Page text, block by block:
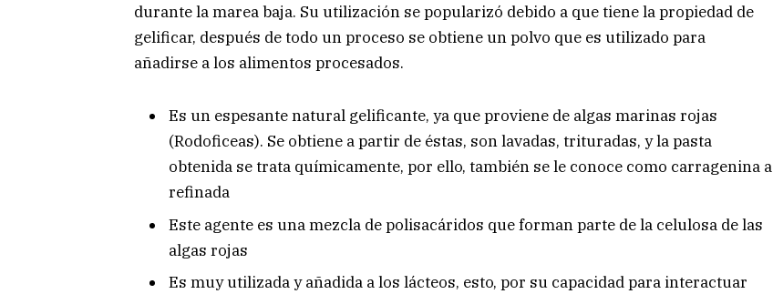
durante la marea baja. Su utilización se popularizó debido a que tiene la propiedad de
gelificar, después de todo un proceso se obtiene un polvo que es utilizado para
añadirse a los alimentos procesados.
Es un espesante natural gelificante, ya que proviene de algas marinas rojas
(Rodoficeas). Se obtiene a partir de éstas, son lavadas, trituradas, y la pasta
obtenida se trata químicamente, por ello, también se le conoce como carragenina a
refinada
Este agente es una mezcla de polisacáridos que forman parte de la celulosa de las
algas rojas
Es muy utilizada y añadida a los lácteos, esto, por su capacidad para interactuar